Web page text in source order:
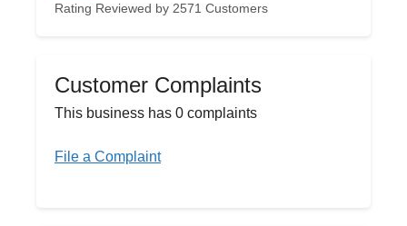
Rating Reviewed by 2571 Customers
Customer Complaints
This business has 0 complaints
File a Complaint